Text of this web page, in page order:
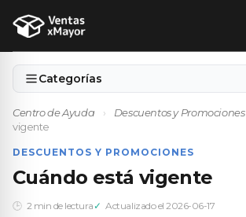
Categorías
Centro de Ayuda › Descuentos y Promociones
vigente
DESCUENTOS Y PROMOCIONES
Cuándo está vigente
2 min de lectura Actualizado el 2026-06-17